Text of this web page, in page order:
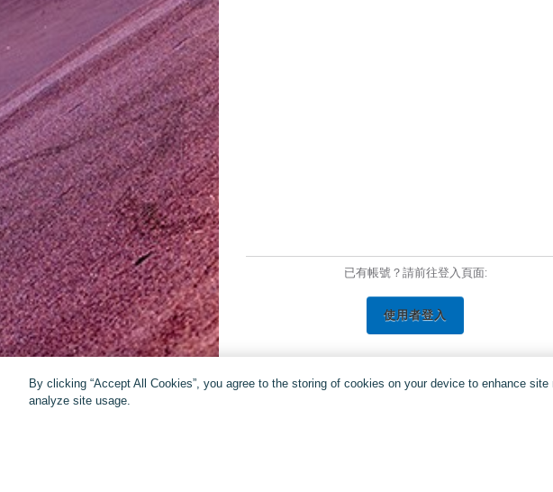
已有帳號？請前往登入頁面:
使用者登入
By clicking “Accept All Cookies”, you agree to the storing of cookies on your device to enhance site
analyze site usage.